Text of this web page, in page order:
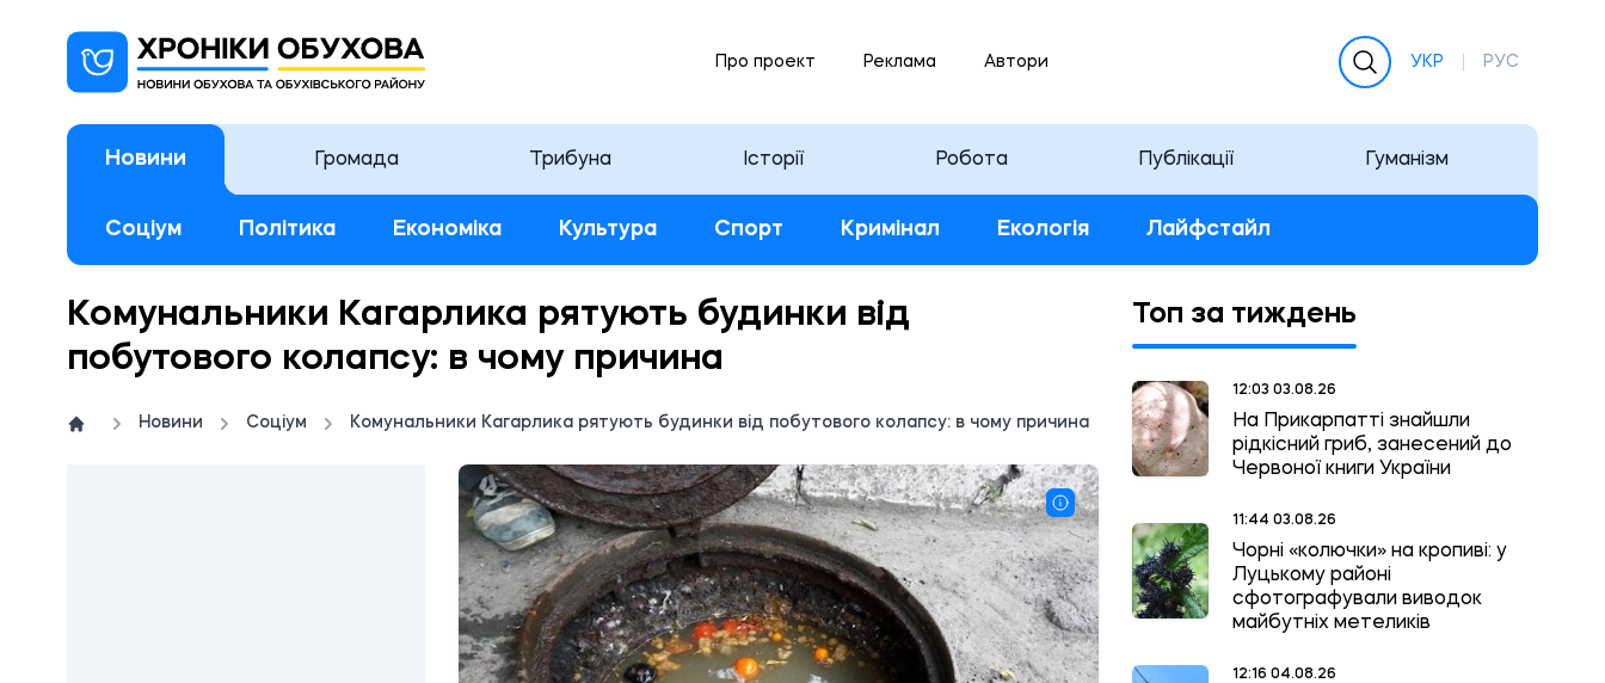
Про проект Реклама Автори УКР РУС
Новини Громада Трибуна Історії Робота Публікації Гуманізм
Соціум Політика Економіка Культура Спорт Кримінал Екологія Лайфстайл
Комунальники Кагарлика рятують будинки від
побутового колапсу: в чому причина
Новини Соціум Комунальники Кагарлика рятують будинки від побутового колапсу: в чому причина
Топ за тиждень
12:03 03.08.26
На Прикарпатті знайшли
рідкісний гриб, занесений до
Червоної книги України
11:44 03.08.26
Чорні «колючки» на кропиві: у
Луцькому районі
сфотографували виводок
майбутніх метеликів
12:16 04.08.26